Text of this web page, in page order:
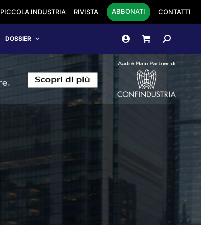
PICCOLA INDUSTRIA RIVISTA ABBONATI CONTATTI
DOSSIER Cerca: